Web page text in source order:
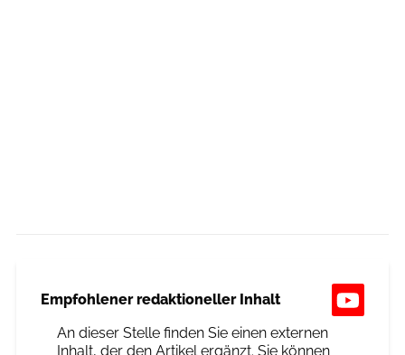
Empfohlener redaktioneller Inhalt
An dieser Stelle finden Sie einen externen
Inhalt, der den Artikel ergänzt. Sie können